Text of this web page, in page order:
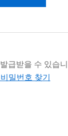
급받을 수 있습
밀번호 찾기